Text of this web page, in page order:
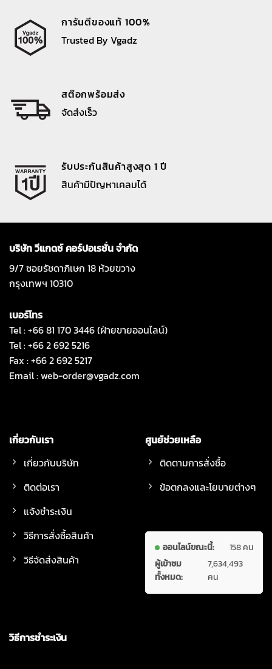
การันตีของแท้ 100%
Trusted By Vgadz
สต๊อกพร้อมส่ง
จัดส่งเร็ว
รับประกันสินค้าสูงสุด 1 ปี
สินค้ามีปัญหาเคลมได้
บริษัท วีแกดซ์ คอร์ปอเรชั่น จำกัด
9/7 ซอยรัชดาภิเษก 18 ห้วยขวาง
กรุงเทพฯ 10310
เบอร์โทร
Tel : +66 81 170 3446 (ฝ่ายขายออนไลน์)
Tel : +66 2 692 5216
Fax : +66 2 692 5217
Email :web-order@vgadz.com
เกี่ยวกับเรา
เกี่ยวกับบริษัท
ติดต่อเรา
แจ้งชำระเงิน
วิธีการสั่งซื้อสินค้า
วิธีจัดส่งสินค้า
ศูนย์ช่วยเหลือ
ติดตามการสั่งซื้อ
ข้อตกลงและโยบายต่างๆ
ออนไลน์ขณะนี้:
158 คน
ผู้เข้าชม
ทั้งหมด:
7,634,493
คน
วิธีการชำระเงิน